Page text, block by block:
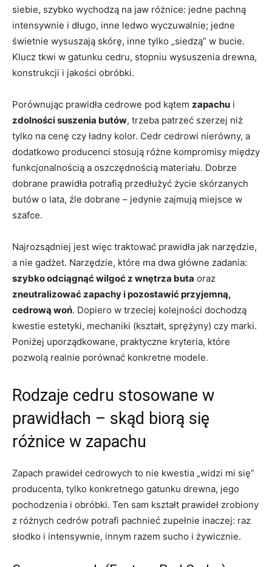
siebie, szybko wychodzą na jaw różnice: jedne pachną
intensywnie i długo, inne ledwo wyczuwalnie; jedne
świetnie wysuszają skórę, inne tylko „siedzą” w bucie.
Klucz tkwi w gatunku cedru, stopniu wysuszenia drewna,
konstrukcji i jakości obróbki.
Porównując prawidła cedrowe pod kątem zapachu i
zdolności suszenia butów, trzeba patrzeć szerzej niż
tylko na cenę czy ładny kolor. Cedr cedrowi nierówny, a
dodatkowo producenci stosują różne kompromisy między
funkcjonalnością a oszczędnością materiału. Dobrze
dobrane prawidła potrafią przedłużyć życie skórzanych
butów o lata, źle dobrane – jedynie zajmują miejsce w
szafce.
Najrozsądniej jest więc traktować prawidła jak narzędzie,
a nie gadżet. Narzędzie, które ma dwa główne zadania:
szybko odciągnąć wilgoć z wnętrza buta oraz
zneutralizować zapachy i pozostawić przyjemną,
cedrową woń. Dopiero w trzeciej kolejności dochodzą
kwestie estetyki, mechaniki (kształt, sprężyny) czy marki.
Poniżej uporządkowane, praktyczne kryteria, które
pozwolą realnie porównać konkretne modele.
Rodzaje cedru stosowane w
prawidłach – skąd biorą się
różnice w zapachu
Zapach prawideł cedrowych to nie kwestia „widzi mi się”
producenta, tylko konkretnego gatunku drewna, jego
pochodzenia i obróbki. Ten sam kształt prawideł zrobiony
z różnych cedrów potrafi pachnieć zupełnie inaczej: raz
słodko i intensywnie, innym razem sucho i żywicznie.